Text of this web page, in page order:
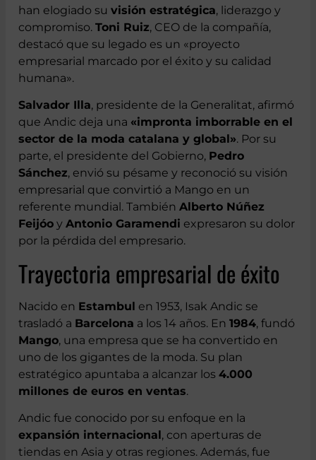
han elogiado su visión estratégica, liderazgo y
compromiso. Toni Ruiz, CEO de la compañía,
destacó que su legado es un «proyecto
empresarial marcado por el éxito y su calidad
humana».
Salvador Illa, presidente de la Generalitat, afirmó
que Andic deja una «impronta imborrable en el
sector de la moda catalana y global». Por su
parte, el presidente del Gobierno, Pedro
Sánchez, envió su pésame y reconoció su visión
empresarial que convirtió a Mango en un
referente mundial. También Alberto Núñez
Feijóo y Antonio Garamendi expresaron su dolor
por la pérdida del empresario.
Trayectoria empresarial de éxito
Nacido en Estambul en 1953, Isak Andic se
trasladó a Barcelona a los 14 años. En 1984, fundó
Mango, una empresa que se ha convertido en
uno de los gigantes de la moda. Su plan
estratégico apuntaba a alcanzar los 4.000
millones de euros en ventas.
Andic fue conocido por su enfoque en la
expansión internacional, con aperturas de
tiendas en Asia y otras regiones. Además, fue